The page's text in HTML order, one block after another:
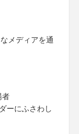
メディアを通
者
ーにふさわし